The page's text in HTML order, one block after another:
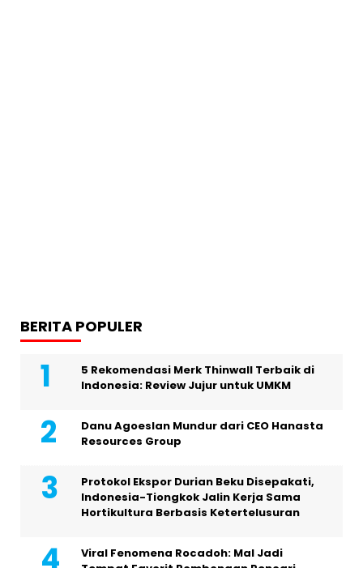
BERITA POPULER
5 Rekomendasi Merk Thinwall Terbaik di
Indonesia: Review Jujur untuk UMKM
Danu Agoeslan Mundur dari CEO Hanasta
Resources Group
Protokol Ekspor Durian Beku Disepakati,
Indonesia-Tiongkok Jalin Kerja Sama
Hortikultura Berbasis Ketertelusuran
Viral Fenomena Rocadoh: Mal Jadi